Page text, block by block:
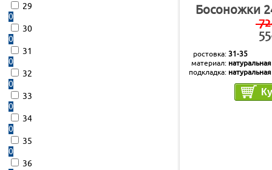
29
0
30
0
31
0
32
0
33
0
34
0
35
0
36
Босоножки
ростовка 31-35
материал
подкладка